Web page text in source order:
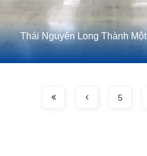
Thái Nguyên Long Thành Một
5